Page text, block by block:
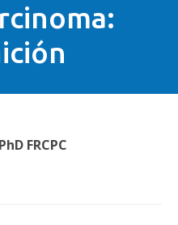
FRCPC